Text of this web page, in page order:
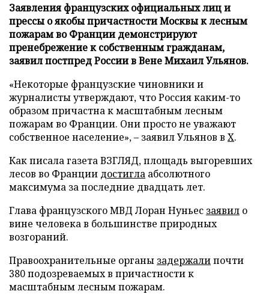
Заявления французских официальных лиц и
прессы о якобы причастности Москвы к лесным
пожарам во Франции демонстрируют
пренебрежение к собственным гражданам,
заявил постпред России в Вене Михаил Ульянов.
«Некоторые французские чиновники и
журналисты утверждают, что Россия каким-то
образом причастна к масштабным лесным
пожарам во Франции. Они просто не уважают
собственное население», – заявил Ульянов в X.
Как писала газета ВЗГЛЯД, площадь выгоревших
лесов во Франции достигла абсолютного
максимума за последние двадцать лет.
Глава французского МВД Лоран Нуньес заявил о
вине человека в большинстве природных
возгораний.
Правоохранительные органы задержалипочти
380 подозреваемых в причастности к
масштабным лесным пожарам.